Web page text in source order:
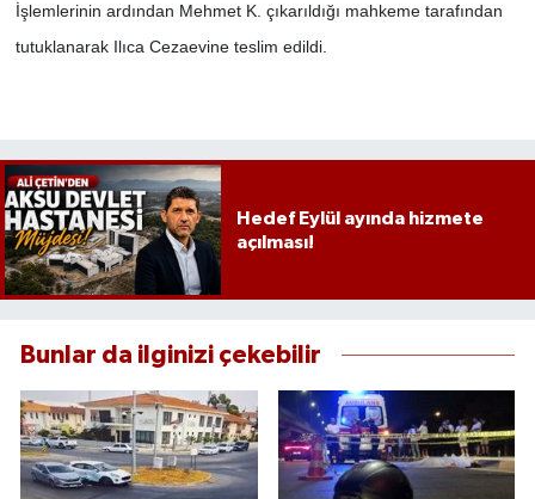
İşlemlerinin ardından Mehmet K. çıkarıldığı mahkeme tarafından
tutuklanarak Ilıca Cezaevine teslim edildi.
Hedef Eylül ayında hizmete
açılması!
Bunlar da ilginizi çekebilir